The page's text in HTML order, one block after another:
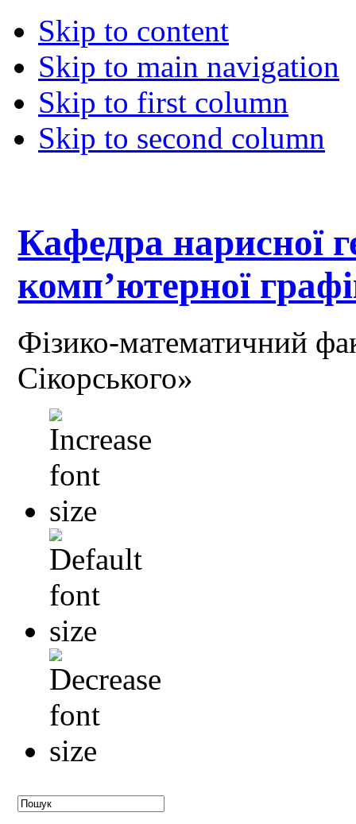
Skip to content
Skip to main navigation
Skip to first column
Skip to second column
Кафедра нарисної
комп’ютерної
Фізико-математичний
Сікорського»